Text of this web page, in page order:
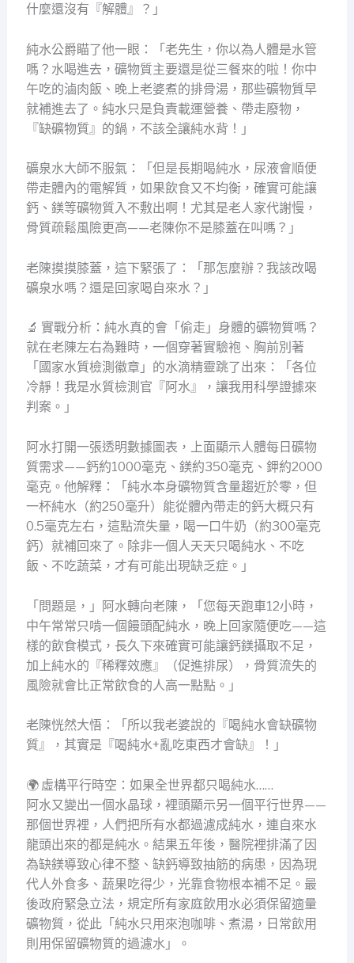
什麼還沒有『解體』？」
純水公爵瞄了他一眼：「老先生，你以為人體是水管
嗎？水喝進去，礦物質主要還是從三餐來的啦！你中
午吃的滷肉飯、晚上老婆煮的排骨湯，那些礦物質早
就補進去了。純水只是負責載運營養、帶走廢物，
『缺礦物質』的鍋，不該全讓純水背！」
礦泉水大師不服氣：「但是長期喝純水，尿液會順便
帶走體內的電解質，如果飲食又不均衡，確實可能讓
鈣、鎂等礦物質入不敷出啊！尤其是老人家代謝慢，
骨質疏鬆風險更高——老陳你不是膝蓋在叫嗎？」
老陳摸摸膝蓋，這下緊張了：「那怎麼辦？我該改喝
礦泉水嗎？還是回家喝自來水？」
🔬 實戰分析：純水真的會「偷走」身體的礦物質嗎？
就在老陳左右為難時，一個穿著實驗袍、胸前別著
「國家水質檢測徽章」的水滴精靈跳了出來：「各位
冷靜！我是水質檢測官『阿水』，讓我用科學證據來
判案。」
阿水打開一張透明數據圖表，上面顯示人體每日礦物
質需求——鈣約1000毫克、鎂約350毫克、鉀約2000
毫克。他解釋：「純水本身礦物質含量趨近於零，但
一杯純水（約250毫升）能從體內帶走的鈣大概只有
0.5毫克左右，這點流失量，喝一口牛奶（約300毫克
鈣）就補回來了。除非一個人天天只喝純水、不吃
飯、不吃蔬菜，才有可能出現缺乏症。」
「問題是，」阿水轉向老陳，「您每天跑車12小時，
中午常常只啃一個饅頭配純水，晚上回家隨便吃——這
樣的飲食模式，長久下來確實可能讓鈣鎂攝取不足，
加上純水的『稀釋效應』（促進排尿），骨質流失的
風險就會比正常飲食的人高一點點。」
老陳恍然大悟：「所以我老婆說的『喝純水會缺礦物
質』，其實是『喝純水+亂吃東西才會缺』！」
🌍 虛構平行時空：如果全世界都只喝純水……
阿水又變出一個水晶球，裡頭顯示另一個平行世界——
那個世界裡，人們把所有水都過濾成純水，連自來水
龍頭出來的都是純水。結果五年後，醫院裡排滿了因
為缺鎂導致心律不整、缺鈣導致抽筋的病患，因為現
代人外食多、蔬果吃得少，光靠食物根本補不足。最
後政府緊急立法，規定所有家庭飲用水必須保留適量
礦物質，從此「純水只用來泡咖啡、煮湯，日常飲用
則用保留礦物質的過濾水」。